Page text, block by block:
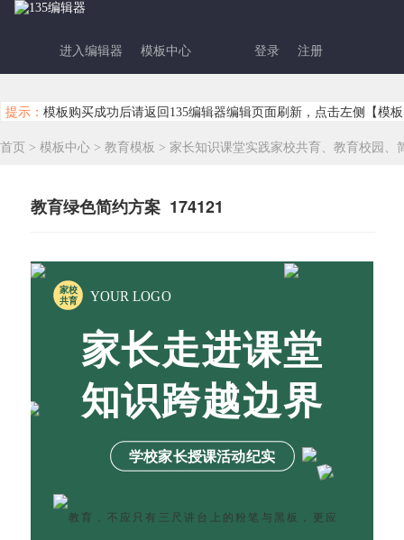
进入编辑器 模板中心 登录 注册
提示： 模板购买成功后请返回135编辑器编辑页面刷新，点击左侧【模
首页 > 模板中心 > 教育模板 > 家长知识课堂实践家校共育、教育校园、
教育绿色简约方案 174121
家长走进课堂
知识跨越边界
教育，不应只有三尺讲台上的粉笔与黑板，更应
YOUR LOGO
家校
共育
学校家长授课活动纪实